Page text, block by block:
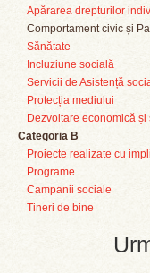
Apărarea drepturilor
Comportament civic și
Sănătate
Incluziune socială
Servicii de Asistență
Protecția mediului
Dezvoltare economică și
Categoria B
Proiecte realizate cu
Programe
Campanii sociale
Tineri de bine